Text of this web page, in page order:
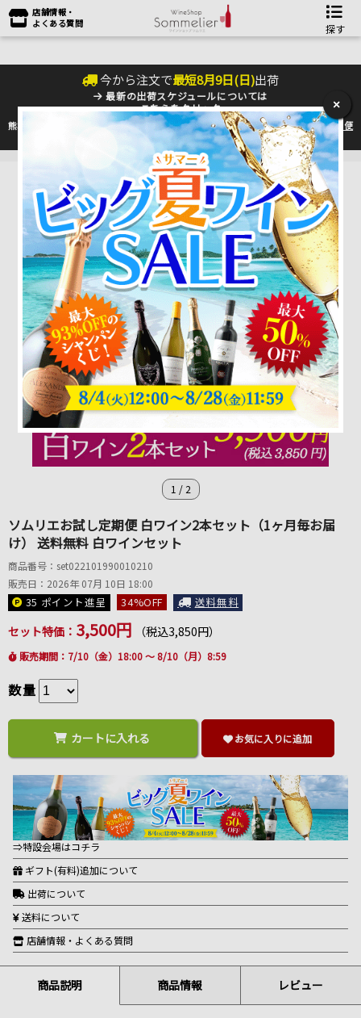
店舗情報・
よくある質問
探す
今から注文で最短8月9日(日)出荷
最新の出荷スケジュールについては
こちらをクリック
熊本地震の影響により九州への配送に遅れが生じております。最新情報は佐川急便
のHP
をご確認下さい。
1 / 2
ソムリエお試し定期便 白ワイン2本セット（1ヶ月毎お届
け） 送料無料 白ワインセット
商品番号：set022101990010210
販売日：2026年 07月 10日 18:00
35 ポイント進呈 34%OFF 送料無料
セット特価： 3,500円 （税込3,850円）
販売期間：7/10（金）18:00 ～ 8/10（月）8:59
数量
カートに入れる お気に入りに追加
⇒特設会場はコチラ
ギフト(有料)追加について
出荷について
送料について
店舗情報・よくある質問
商品説明 商品情報 レビュー
×